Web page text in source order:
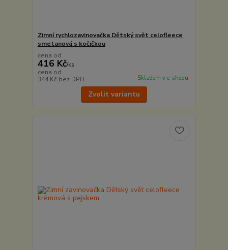
Zimní rychlozavinovačka Dětský svět celofleece
smetanová s kočičkou
cena od
416 Kč/ks
cena od
344 Kč bez DPH Skladem v e-shopu
Zvolit variantu